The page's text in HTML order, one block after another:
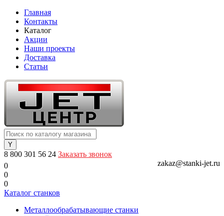
Главная
Контакты
Каталог
Акции
Наши проекты
Доставка
Статьи
8 800 301 56 24 Заказать звонок
zakaz@stanki-jet.ru
0
0
0
Каталог станков
Металлообрабатывающие станки